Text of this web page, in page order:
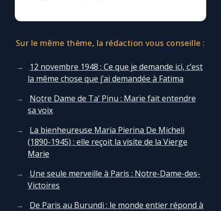
Sur le même thème, la rédaction vous conseille :
12 novembre 1948 : Ce que je demande ici, c’est
la même chose que j’ai demandée à Fatima
Notre Dame de Ta’ Pinu : Marie fait entendre
sa voix
La bienheureuse Maria Pierina De Micheli
(1890-1945) : elle reçoit la visite de la Vierge
Marie
Une seule merveille à Paris : Notre-Dame-des-
Victoires
De Paris au Burundi : le monde entier répond à